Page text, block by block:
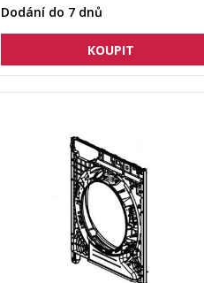
Dodání do 7 dnů